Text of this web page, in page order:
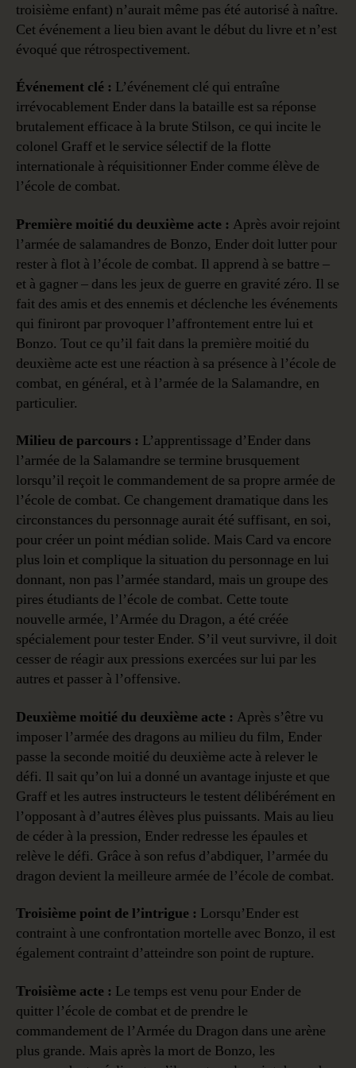
troisième enfant) n’aurait même pas été autorisé à naître.
Cet événement a lieu bien avant le début du livre et n’est
évoqué que rétrospectivement.
Événement clé : L’événement clé qui entraîne
irrévocablement Ender dans la bataille est sa réponse
brutalement efficace à la brute Stilson, ce qui incite le
colonel Graff et le service sélectif de la flotte
internationale à réquisitionner Ender comme élève de
l’école de combat.
Première moitié du deuxième acte : Après avoir rejoint
l’armée de salamandres de Bonzo, Ender doit lutter pour
rester à flot à l’école de combat. Il apprend à se battre –
et à gagner – dans les jeux de guerre en gravité zéro. Il se
fait des amis et des ennemis et déclenche les événements
qui finiront par provoquer l’affrontement entre lui et
Bonzo. Tout ce qu’il fait dans la première moitié du
deuxième acte est une réaction à sa présence à l’école de
combat, en général, et à l’armée de la Salamandre, en
particulier.
Milieu de parcours : L’apprentissage d’Ender dans
l’armée de la Salamandre se termine brusquement
lorsqu’il reçoit le commandement de sa propre armée de
l’école de combat. Ce changement dramatique dans les
circonstances du personnage aurait été suffisant, en soi,
pour créer un point médian solide. Mais Card va encore
plus loin et complique la situation du personnage en lui
donnant, non pas l’armée standard, mais un groupe des
pires étudiants de l’école de combat. Cette toute
nouvelle armée, l’Armée du Dragon, a été créée
spécialement pour tester Ender. S’il veut survivre, il doit
cesser de réagir aux pressions exercées sur lui par les
autres et passer à l’offensive.
Deuxième moitié du deuxième acte : Après s’être vu
imposer l’armée des dragons au milieu du film, Ender
passe la seconde moitié du deuxième acte à relever le
défi. Il sait qu’on lui a donné un avantage injuste et que
Graff et les autres instructeurs le testent délibérément en
l’opposant à d’autres élèves plus puissants. Mais au lieu
de céder à la pression, Ender redresse les épaules et
relève le défi. Grâce à son refus d’abdiquer, l’armée du
dragon devient la meilleure armée de l’école de combat.
Troisième point de l’intrigue : Lorsqu’Ender est
contraint à une confrontation mortelle avec Bonzo, il est
également contraint d’atteindre son point de rupture.
Troisième acte : Le temps est venu pour Ender de
quitter l’école de combat et de prendre le
commandement de l’Armée du Dragon dans une arène
plus grande. Mais après la mort de Bonzo, les